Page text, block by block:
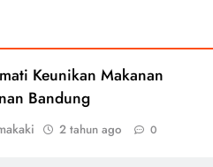
Keunikan Makanan
Bandung
2 tahun ago 0